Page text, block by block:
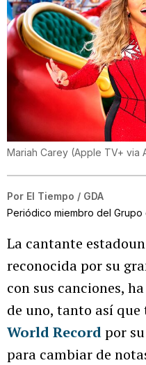
Mariah Carey (Apple TV+ via
Por El Tiempo / GDA
Periódico miembro del Grupo
La cantante
reconocida por su
con sus canciones,
de uno, tanto así que
World Recordpor
para cambiar de